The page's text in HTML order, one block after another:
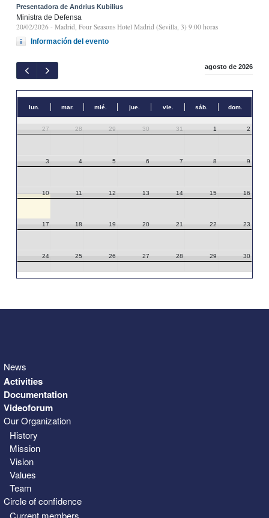
Presentadora de Andrius Kubilius
Ministra de Defensa
20/02/2026 - Madrid, Four Seasons Hotel Madrid (Sevilla, 3) 9:00 horas
Información del evento
agosto de 2026
lun. mar. mié. jue. vie. sáb. dom.
27 28 29 30 31 1 2
3 4 5 6 7 8 9
10 11 12 13 14 15 16
17 18 19 20 21 22 23
24 25 26 27 28 29 30
News
Activities
Documentation
Videoforum
Our Organization
History
Mission
Vision
Values
Team
Circle of confidence
Current members